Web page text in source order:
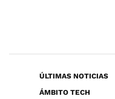
ÚLTIMAS NOTICIAS
ÁMBITO TECH